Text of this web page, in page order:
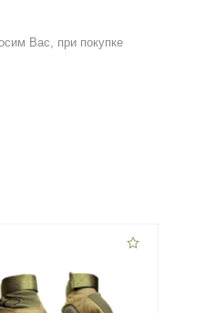
Вас, при покупке